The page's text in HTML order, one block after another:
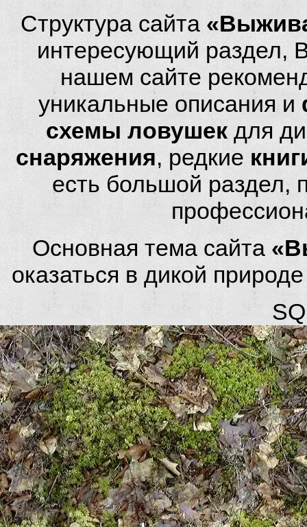
Структура сайта
интересующий раздел,
нашем сайте
уникальные описания и
схемы ловушек для
снаряжения, редкие
есть большой
Основная тема сайта
оказаться в дикой